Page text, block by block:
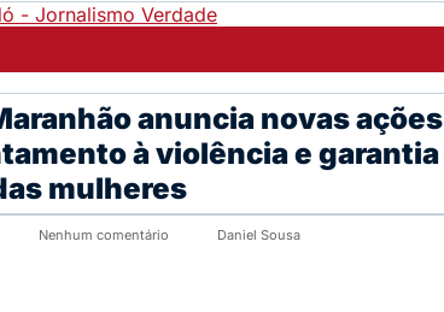
anuncia novas ações
à violência e garantia
mulheres
Nenhum comentário Daniel Sousa